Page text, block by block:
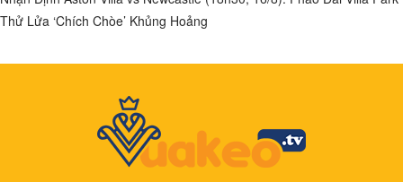
Thử Lửa ‘Chích Chòe’ Khủng Hoảng